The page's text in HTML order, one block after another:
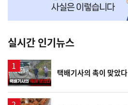
뉴
스
실시간 인기뉴스
영
상
택배기사의 촉이 맞았다